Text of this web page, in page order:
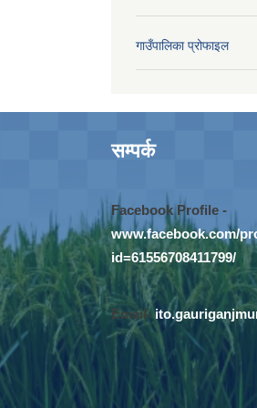
गाउँपालिका प्रोफाइल
सम्पर्क
Facebook Profile -
www.facebook.com/
id=61556708411799/
Email-